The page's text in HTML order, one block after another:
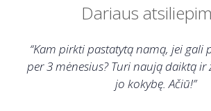
Dariaus
“Kam pirkti pastatytą namą, jei gali
per 3 mėnesius? Turi naują daiktą ir
jo kokybę. Ačiū!”